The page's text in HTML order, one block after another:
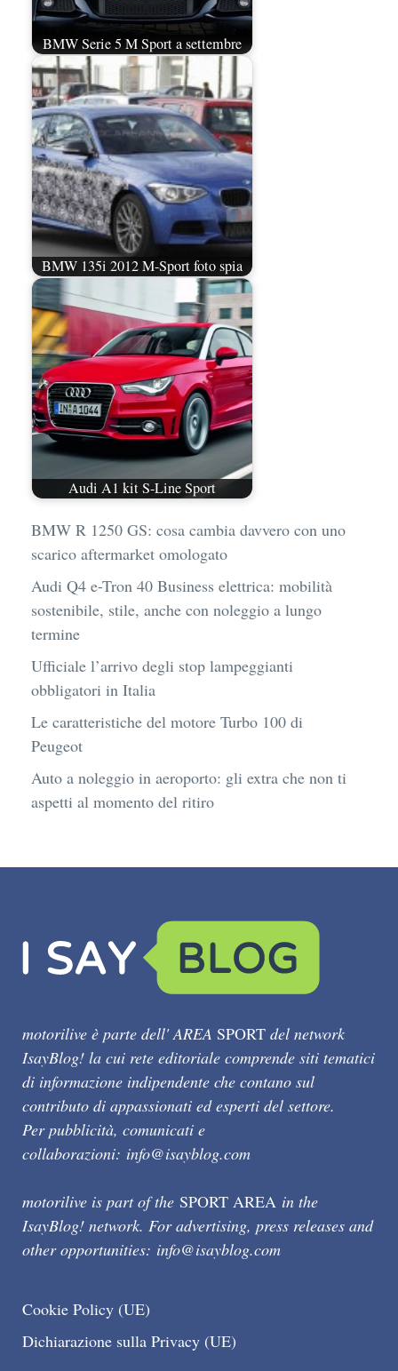
BMW Serie 5 M Sport a settembre
BMW 135i 2012 M-Sport foto spia
Audi A1 kit S-Line Sport
BMW R 1250 GS: cosa cambia davvero con uno
scarico aftermarket omologato
Audi Q4 e-Tron 40 Business elettrica: mobilità
sostenibile, stile, anche con noleggio a lungo
termine
Ufficiale l’arrivo degli stop lampeggianti
obbligatori in Italia
Le caratteristiche del motore Turbo 100 di
Peugeot
Auto a noleggio in aeroporto: gli extra che non ti
aspetti al momento del ritiro
motorilive è parte dell' AREA SPORT del network
IsayBlog! la cui rete editoriale comprende siti tematici
di informazione indipendente che contano sul
contributo di appassionati ed esperti del settore.
Per pubblicità, comunicati e
collaborazioni: info@isayblog.com
motorilive is part of the SPORT AREA in the
IsayBlog! network. For advertising, press releases and
other opportunities: info@isayblog.com
Cookie Policy (UE)
Dichiarazione sulla Privacy (UE)